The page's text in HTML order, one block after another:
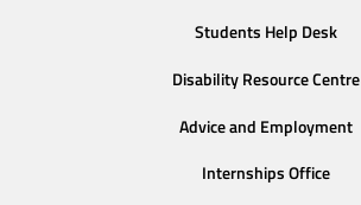
Students Help Desk
Disability Resource Centre
Advice and Employment
Internships Office